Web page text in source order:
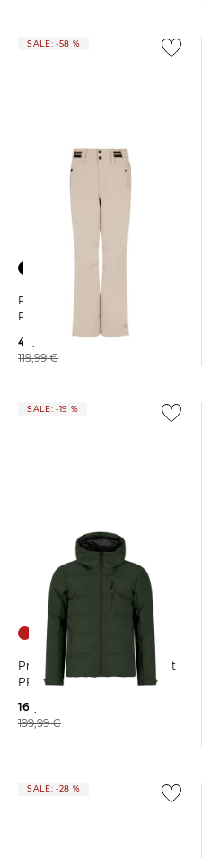
SALE: -58 %
Protest | Damen Skihose
PRTCINNAMONES
49,99 €
119,99 €
SALE: -19 %
Protest | Herren Snowjacket
PRTSUPERIOR Slim Fit
161,65 €
199,99 €
SALE: -28 %